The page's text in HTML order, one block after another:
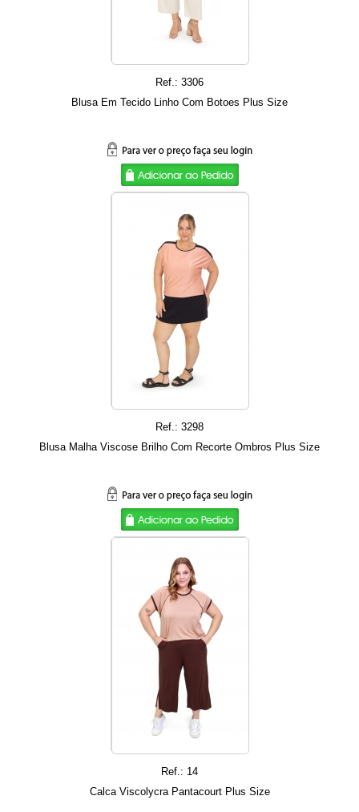
Ref.: 3306
Blusa Em Tecido Linho Com Botoes Plus Size
Ref.: 3298
Blusa Malha Viscose Brilho Com Recorte Ombros Plus Size
Ref.: 14
Calca Viscolycra Pantacourt Plus Size